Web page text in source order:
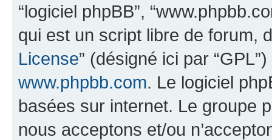
“logiciel phpBB”,
qui est un script libre de forum,
License” (désigné ici par
www.phpbb.com. Le logiciel
basées sur internet. Le groupe
nous acceptons et/ou